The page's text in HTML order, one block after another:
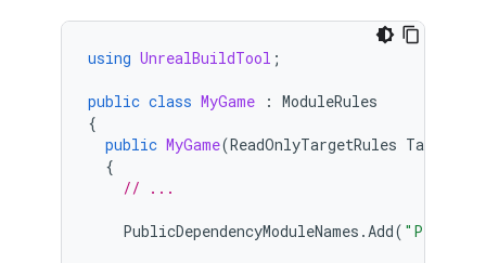
using UnrealBuildTool ;
public class MyGame : ModuleRules
{
public MyGame(ReadOnlyTargetRules Target
{
// ...
PublicDependencyModuleNames .Add(